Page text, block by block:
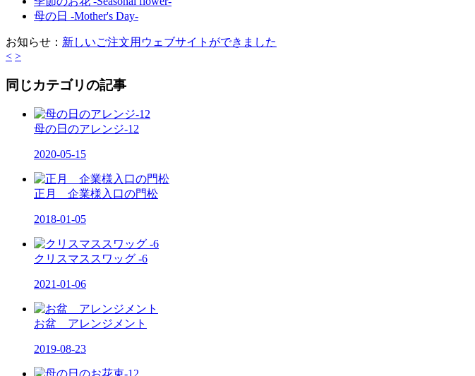
母の日 -Mother's Day-
お知らせ： 新しいご注文用ウェブサイトができました
< >
同じカテゴリの記事
母の日のアレンジ-12
2020-05-15
正月 企業様入口の門松
2018-01-05
クリスマススワッグ -6
2021-01-06
お盆 アレンジメント
2019-08-23